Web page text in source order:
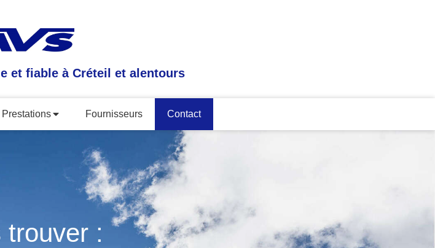
et fiable à Créteil et alentours
Prestations Fournisseurs Contact
trouver :